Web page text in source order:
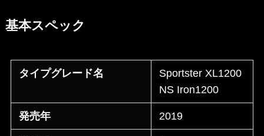
基本スペック
タイプグレード名
Sportster XL1200
NS Iron1200
発売年 2019